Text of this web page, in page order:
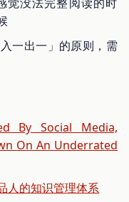
一出一」的原则，需
By Social Media,
On An Underrated
人的知识管理体系